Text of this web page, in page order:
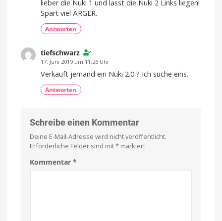
lieber die Nuki 1 und lasst die Nuki 2 Links liegen!
Spart viel ÄRGER.
Antworten
tiefschwarz
17. Juni 2019 um 11:26 Uhr
Verkauft jemand ein Nuki 2.0 ? Ich suche eins.
Antworten
Schreibe einen Kommentar
Deine E-Mail-Adresse wird nicht veröffentlicht.
Erforderliche Felder sind mit* markiert
Kommentar *